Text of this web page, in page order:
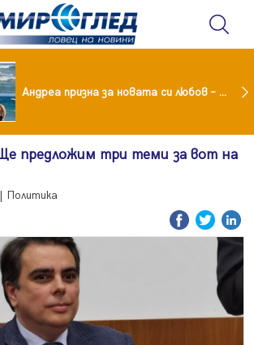
Андреа призна за новата си любов – руснакът Игор
предложим три теми за вот на
Политика